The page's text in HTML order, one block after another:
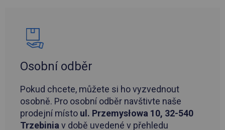
Osobní odběr
Pokud chcete, můžete si ho vyzvednout
osobně. Pro osobní odběr navštivte naše
prodejní místo ul. Przemysłowa 10, 32-540
Trzebiniav době uvedené v přehledu